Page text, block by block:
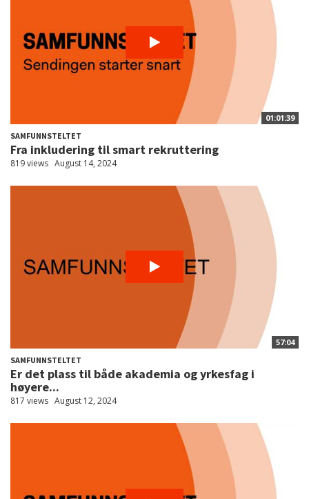
01:01:39
SAMFUNNSTELTET
Fra inkludering til smart rekruttering
819 views August 14, 2024
57:04
SAMFUNNSTELTET
Er det plass til både akademia og yrkesfag i
høyere...
817 views August 12, 2024